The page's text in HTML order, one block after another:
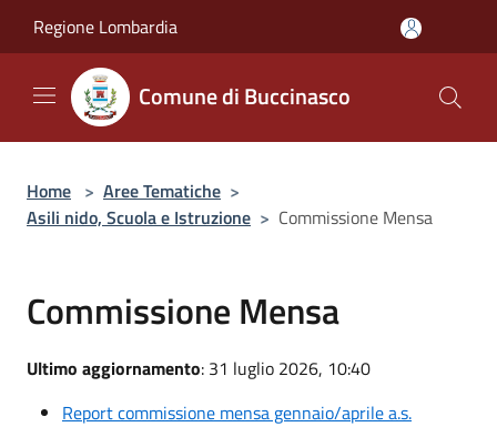
Regione Lombardia
Comune di Buccinasco
Home > Aree Tematiche >
Asili nido, Scuola e Istruzione > Commissione Mensa
Commissione Mensa
Ultimo aggiornamento: 31 luglio 2026, 10:40
Report commissione mensa gennaio/aprile a.s.